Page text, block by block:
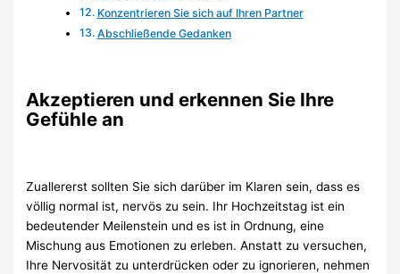
Konzentrieren Sie sich auf Ihren Partner
Abschließende Gedanken
Akzeptieren und erkennen Sie Ihre
Gefühle an
Zuallererst sollten Sie sich darüber im Klaren sein, dass es
völlig normal ist, nervös zu sein. Ihr Hochzeitstag ist ein
bedeutender Meilenstein und es ist in Ordnung, eine
Mischung aus Emotionen zu erleben. Anstatt zu versuchen,
Ihre Nervosität zu unterdrücken oder zu ignorieren, nehmen